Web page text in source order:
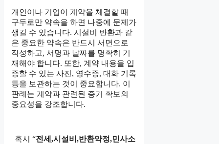
개인이나 기업이 계약을 체결할 때
구두로만 약속을 하면 나중에 문제가
생길 수 있습니다. 시설비 반환과 같
은 중요한 약속은 반드시 서면으로
작성하고, 서명과 날짜를 명확히 기
재해야 합니다. 또한, 계약 내용을 입
증할 수 있는 사진, 영수증, 대화 기록
등을 보관하는 것이 중요합니다. 이
판례는 계약과 관련된 증거 확보의
중요성을 강조합니다.
혹시 “전세,시설비,반환약정,민사소